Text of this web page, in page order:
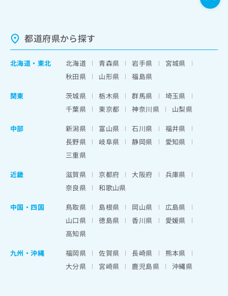
都道府県から探す
北海道 ・ 東北 北海道 青森県 岩手県
宮城県
秋田県
山形県
福島県
関東
茨城県 栃木県 群馬県
埼玉県
千葉県
東京都 神奈川県
山梨県
中部
新潟県 富山県 石川県
福井県
長野県
岐阜県 静岡県
愛知県
三重県
近畿
滋賀県 京都府 大阪府
兵庫県
奈良県
和歌山県
中国・四国
鳥取県 島根県 岡山県
広島県
山口県
徳島県 香川県
愛媛県
高知県
九州・沖縄
福岡県 佐賀県 長崎県
熊本県
大分県
宮崎県 鹿児島県 沖縄県